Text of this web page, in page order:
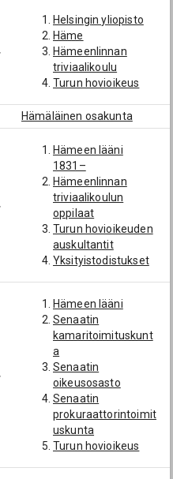
an esittelijäsihteeri
tuomarintutkinto
valtioneuvos
varalääninkamreeri
varatuomari
Helsingin yliopisto
Häme
Hämeenlinnan
triviaalikoulu
Turun hovioikeus
Hämäläinen osakunta
Hämeen lääni
1831–
Hämeenlinnan
triviaalikoulun
oppilaat
Turun hovioikeuden
auskultantit
Yksityistodistukset
Hämeen lääni
Senaatin
kamaritoimituskunt
a
Senaatin
oikeusosasto
Senaatin
prokuraattorintoimit
uskunta
Turun hovioikeus